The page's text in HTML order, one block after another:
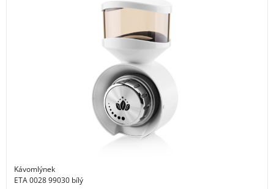
Kávomlýnek
ETA 0028 99030 bílý